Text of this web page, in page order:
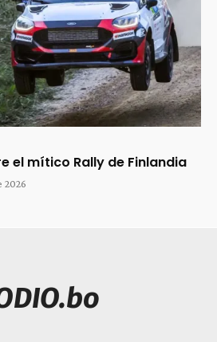
el mítico Rally de Finlandia
2026